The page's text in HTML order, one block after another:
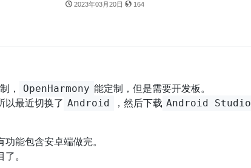
2023年03月20日 164
， OpenHarmony 能定制，但是需要开发板。
以最近切换了 Android ，然后下载 Android Studio
功能包含安卓端做完。
。